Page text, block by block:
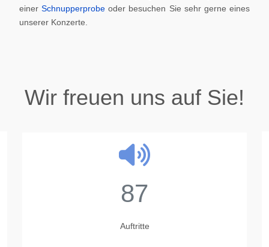
einerSchnupperprobe oder besuchen Sie sehr gerne eines
unserer Konzerte.
Wir freuen uns auf Sie!
87
Auftritte